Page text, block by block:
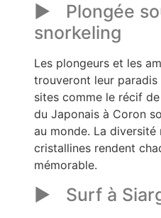
Plongée
snorkeling
Les plongeurs et les
trouveront leur paradis
sites comme le récif
du Japonais à Coron
au monde. La diversité
cristallines rendent
mémorable.
Surf à